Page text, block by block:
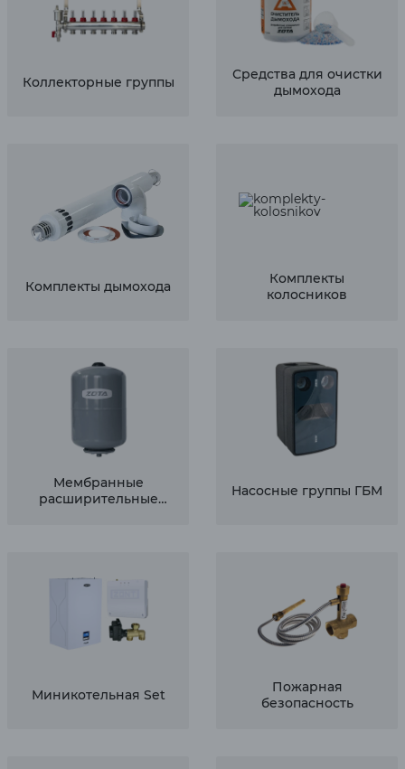
Коллекторные группы
Средства для очистки
дымохода
Комплекты дымохода
Комплекты
колосников
Мембранные
расширительные
Насосные группы ГБМ
Миникотельная Set
Пожарная
безопасность